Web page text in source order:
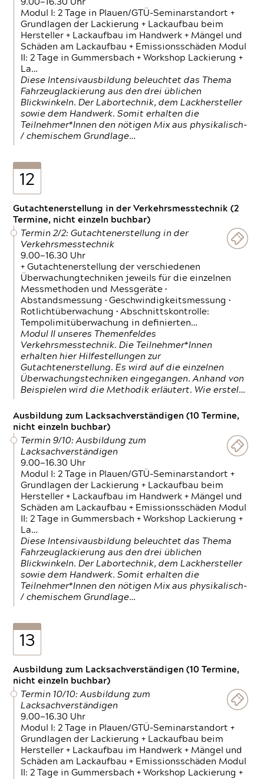
9.00—16.30 Uhr
Modul I: 2 Tage in Plauen/GTÜ-Seminarstandort +
Grundlagen der Lackierung + Lackaufbau beim
Hersteller + Lackaufbau im Handwerk + Mängel und
Schäden am Lackaufbau + Emissionsschäden Modul
II: 2 Tage in Gummersbach + Workshop Lackierung +
La…
Diese Intensivausbildung beleuchtet das Thema
Fahrzeuglackierung aus den drei üblichen
Blickwinkeln. Der Labortechnik, dem Lackhersteller
sowie dem Handwerk. Somit erhalten die
Teilnehmer*Innen den nötigen Mix aus physikalisch-
/ chemischem Grundlage…
12
Gutachtenerstellung in der Verkehrsmesstechnik (2
Termine, nicht einzeln buchbar)
Termin 2/2: Gutachtenerstellung in der
Verkehrsmesstechnik
9.00—16.30 Uhr
+ Gutachtenerstellung der verschiedenen
Überwachungtechniken jeweils für die einzelnen
Messmethoden und Messgeräte •
Abstandsmessung • Geschwindigkeitsmessung •
Rotlichtüberwachung • Abschnittskontrolle:
Tempolimitüberwachung in definierten…
Modul II unseres Themenfeldes
Verkehrsmesstechnik. Die Teilnehmer*Innen
erhalten hier Hilfestellungen zur
Gutachtenerstellung. Es wird auf die einzelnen
Überwachungstechniken eingegangen. Anhand von
Beispielen wird die Methodik erläutert. Wie erstel…
Ausbildung zum Lacksachverständigen (10 Termine,
nicht einzeln buchbar)
Termin 9/10: Ausbildung zum
Lacksachverständigen
9.00—16.30 Uhr
Modul I: 2 Tage in Plauen/GTÜ-Seminarstandort +
Grundlagen der Lackierung + Lackaufbau beim
Hersteller + Lackaufbau im Handwerk + Mängel und
Schäden am Lackaufbau + Emissionsschäden Modul
II: 2 Tage in Gummersbach + Workshop Lackierung +
La…
Diese Intensivausbildung beleuchtet das Thema
Fahrzeuglackierung aus den drei üblichen
Blickwinkeln. Der Labortechnik, dem Lackhersteller
sowie dem Handwerk. Somit erhalten die
Teilnehmer*Innen den nötigen Mix aus physikalisch-
/ chemischem Grundlage…
13
Ausbildung zum Lacksachverständigen (10 Termine,
nicht einzeln buchbar)
Termin 10/10: Ausbildung zum
Lacksachverständigen
9.00—16.30 Uhr
Modul I: 2 Tage in Plauen/GTÜ-Seminarstandort +
Grundlagen der Lackierung + Lackaufbau beim
Hersteller + Lackaufbau im Handwerk + Mängel und
Schäden am Lackaufbau + Emissionsschäden Modul
II: 2 Tage in Gummersbach + Workshop Lackierung +